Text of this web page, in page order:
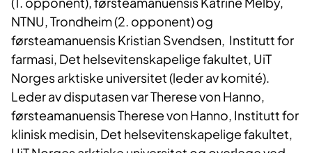
NTNU, Trondheim (2. opponent) og
førsteamanuensis Kristian Svendsen, Institutt for
farmasi, Det helsevitenskapelige fakultet, UiT
Norges arktiske universitet (leder av komité).
Leder av disputasen var Therese von Hanno,
førsteamanuensis Therese von Hanno, Institutt for
klinisk medisin, Det helsevitenskapelige fakultet,